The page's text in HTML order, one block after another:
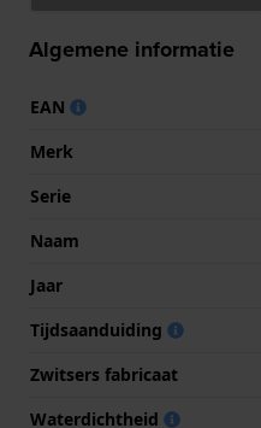
Algemene informatie
EAN
Merk
Serie
Naam
Jaar
Tijdsaanduiding
Zwitsers fabricaat
Waterdichtheid